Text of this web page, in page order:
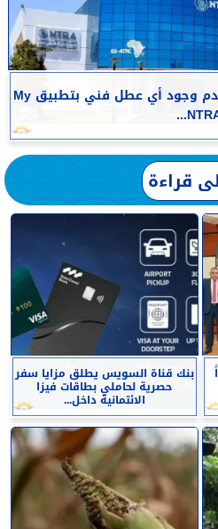
تنظيم الاتصالات في مصر: عدم وجود أي عطل فني بتطبيق My
قراءة
بنك قناة السويس يطلق مزايا سفر
حصرية لحاملي بطاقات فيزا
الائتمانية داخل...